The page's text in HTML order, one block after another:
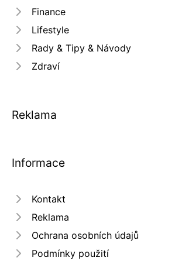
Finance
Lifestyle
Rady & Tipy & Návody
Zdraví
Reklama
Informace
Kontakt
Reklama
Ochrana osobních údajů
Podmínky použití